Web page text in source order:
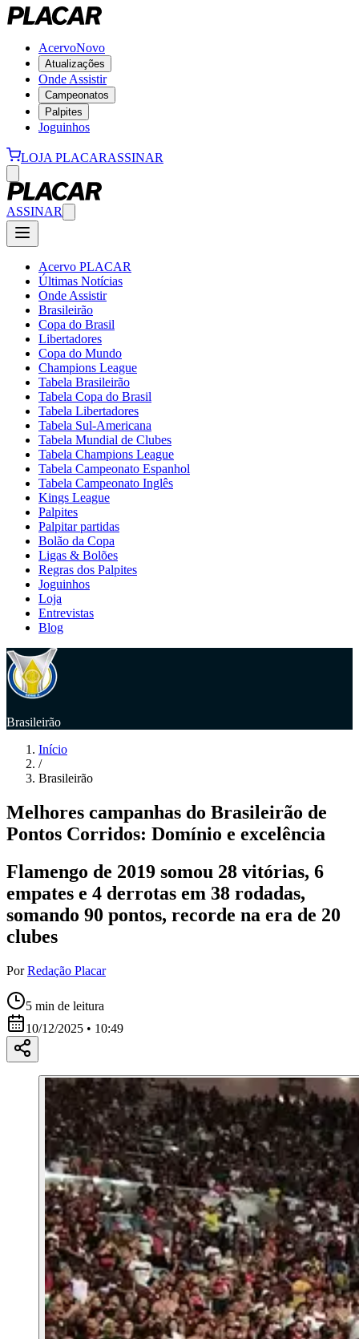
AcervoNovo
Atualizações
Onde Assistir
Campeonatos
Palpites
Joguinhos
LOJA PLACARASSINAR
ASSINAR
Acervo PLACAR
Últimas Notícias
Onde Assistir
Brasileirão
Copa do Brasil
Libertadores
Copa do Mundo
Champions League
Tabela Brasileirão
Tabela Copa do Brasil
Tabela Libertadores
Tabela Sul-Americana
Tabela Mundial de Clubes
Tabela Champions League
Tabela Campeonato Espanhol
Tabela Campeonato Inglês
Kings League
Palpites
Palpitar partidas
Bolão da Copa
Ligas & Bolões
Regras dos Palpites
Joguinhos
Loja
Entrevistas
Blog
Brasileirão
Início
/
Brasileirão
Melhores campanhas do Brasileirão de
Pontos Corridos: Domínio e excelência
Flamengo de 2019 somou 28 vitórias, 6
empates e 4 derrotas em 38 rodadas,
somando 90 pontos, recorde na era de 20
clubes
Por Redação Placar
5 min de leitura
10/12/2025 • 10:49